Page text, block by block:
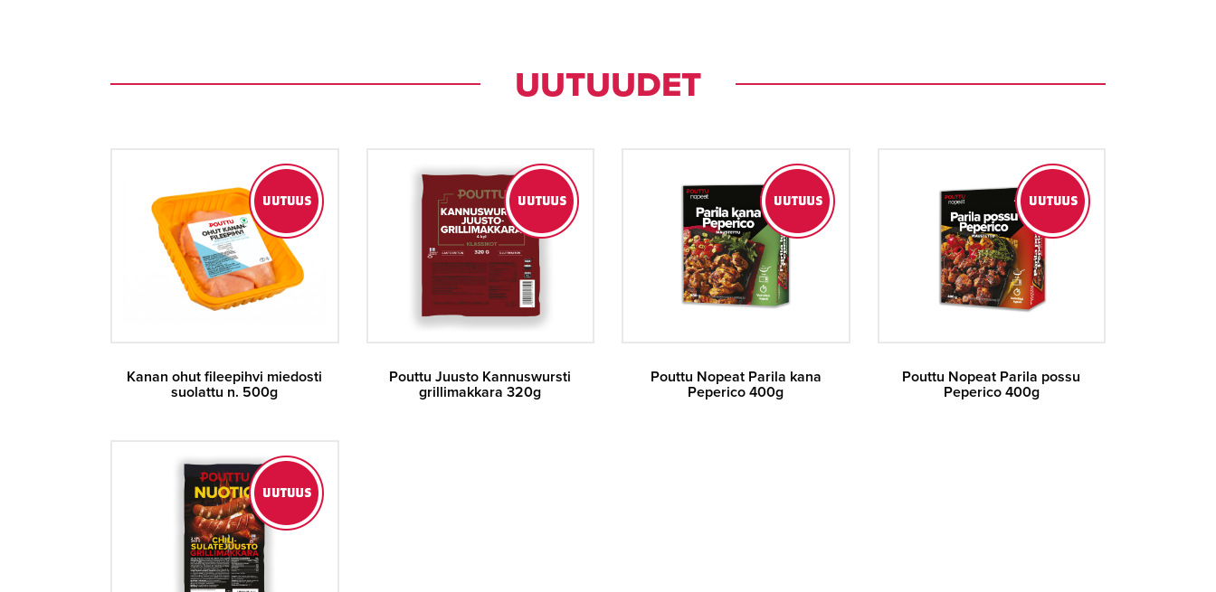
UU­TUU­DET
Kanan ohut fileepihvi miedosti
suolattu n. 500g
Pouttu Juusto Kannuswursti
grillimakkara 320g
Pouttu Nopeat Parila kana
Peperico 400g
Pouttu Nopeat Parila possu
Peperico 400g